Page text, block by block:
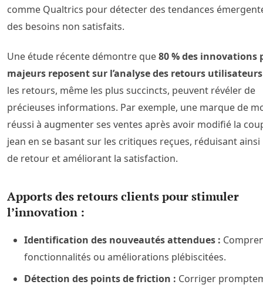
comme Qualtrics pour détecter des tendances
des besoins non satisfaits.
Une étude récente démontre que80 % des innovations
majeurs reposent sur l’analyse des retours utilisateurs
les retours, même les plus succincts, peuvent révéler de
précieuses informations. Par exemple, une marque de
réussi à augmenter ses ventes après avoir modifié la
jean en se basant sur les critiques reçues, réduisant ainsi
de retour et améliorant la satisfaction.
Apports des retours clients pour stimuler
l’innovation :
Identification des nouveautés attendues :
fonctionnalités ou améliorations plébiscitées.
Détection des points de friction : Corriger